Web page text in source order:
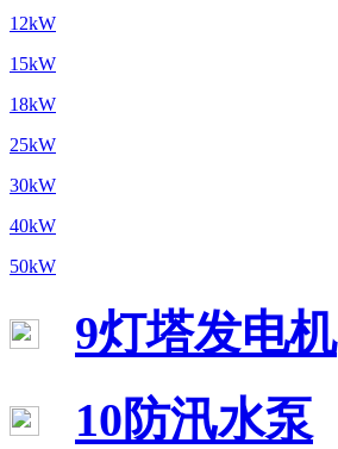
12kW
15kW
18kW
25kW
30kW
40kW
50kW
9灯塔发电机
10防汛水泵